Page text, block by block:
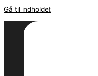
Gå til indholdet